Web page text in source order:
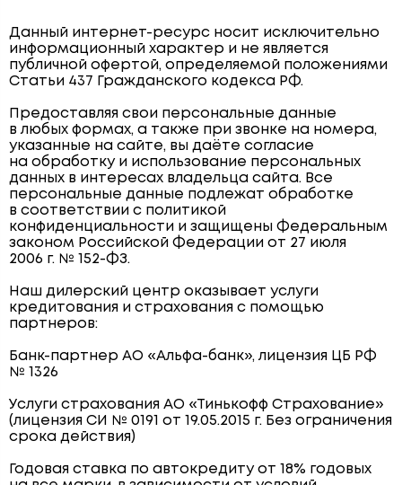
Данный интернет-ресурс носит исключительно
информационный характер и не является
публичной офертой, определяемой положениями
Статьи 437 Гражданского кодекса РФ.
Предоставляя свои персональные данные
в любых формах, а также при звонке на номера,
указанные на сайте, вы даёте согласие
на обработку и использование персональных
данных в интересах владельца сайта. Все
персональные данные подлежат обработке
в соответствии с политикой
конфиденциальности и защищены Федеральным
законом Российской Федерации от 27 июля
2006 г. № 152-ФЗ.
Наш дилерский центр оказывает услуги
кредитования и страхования с помощью
партнеров:
Банк-партнер АО «Альфа-банк», лицензия ЦБ РФ
№ 1326
Услуги страхования АО «Тинькофф Страхование»
(лицензия СИ № 0191 от 19.05.2015 г. Без ограничения
срока действия)
Годовая ставка по автокредиту от 18% годовых